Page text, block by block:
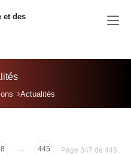
et des
Actualités
Page 347 de 445.
… 445